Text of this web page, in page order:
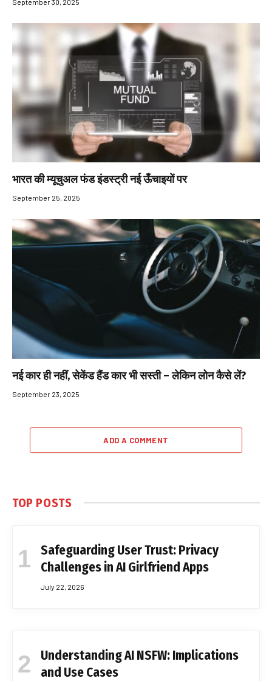
भारत की म्यूचुअल फंड इंडस्ट्री नई ऊँचाइयों पर
September 25, 2025
नई कार ही नहीं, सेकेंड हैंड कार भी सस्ती – लेकिन लोन कैसे लें?
September 23, 2025
ADD A COMMENT
TOP POSTS
Safeguarding User Trust: Privacy
Challenges in AI Girlfriend Apps
July 22, 2026
Understanding AI NSFW: Implications
and Use Cases